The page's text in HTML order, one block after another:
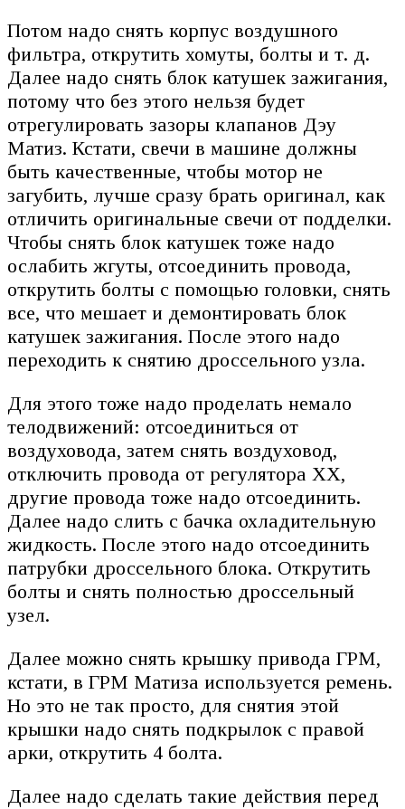
Потом надо снять корпус воздушного
фильтра, открутить хомуты, болты и т. д.
Далее надо снять блок катушек зажигания,
потому что без этого нельзя будет
отрегулировать зазоры клапанов Дэу
Матиз. Кстати, свечи в машине должны
быть качественные, чтобы мотор не
загубить, лучше сразу брать оригинал, как
отличить оригинальные свечи от подделки.
Чтобы снять блок катушек тоже надо
ослабить жгуты, отсоединить провода,
открутить болты с помощью головки, снять
все, что мешает и демонтировать блок
катушек зажигания. После этого надо
переходить к снятию дроссельного узла.
Для этого тоже надо проделать немало
телодвижений: отсоединиться от
воздуховода, затем снять воздуховод,
отключить провода от регулятора ХХ,
другие провода тоже надо отсоединить.
Далее надо слить с бачка охладительную
жидкость. После этого надо отсоединить
патрубки дроссельного блока. Открутить
болты и снять полностью дроссельный
узел.
Далее можно снять крышку привода ГРМ,
кстати, в ГРМ Матиза используется ремень.
Но это не так просто, для снятия этой
крышки надо снять подкрылок с правой
арки, открутить 4 болта.
Далее надо сделать такие действия перед